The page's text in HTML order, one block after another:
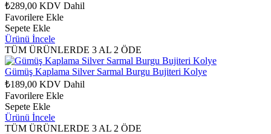
₺289,00 KDV Dahil
Favorilere Ekle
Sepete Ekle
Ürünü İncele
TÜM ÜRÜNLERDE 3 AL 2 ÖDE
Gümüş Kaplama Silver Sarmal Burgu Bujiteri Kolye
₺189,00 KDV Dahil
Favorilere Ekle
Sepete Ekle
Ürünü İncele
TÜM ÜRÜNLERDE 3 AL 2 ÖDE